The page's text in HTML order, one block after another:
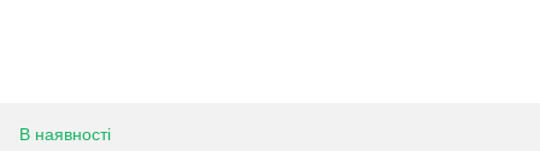
В наявності